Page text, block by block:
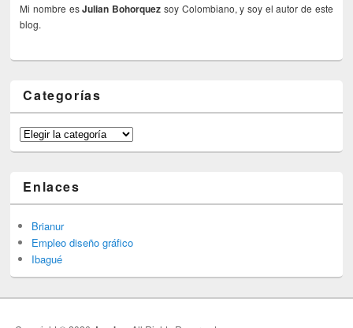
Mi nombre esJulian Bohorquez soy Colombiano, y soy el autor de este
blog.
Categorías
Categorías
Enlaces
Brianur
Empleo diseño gráfico
Ibagué